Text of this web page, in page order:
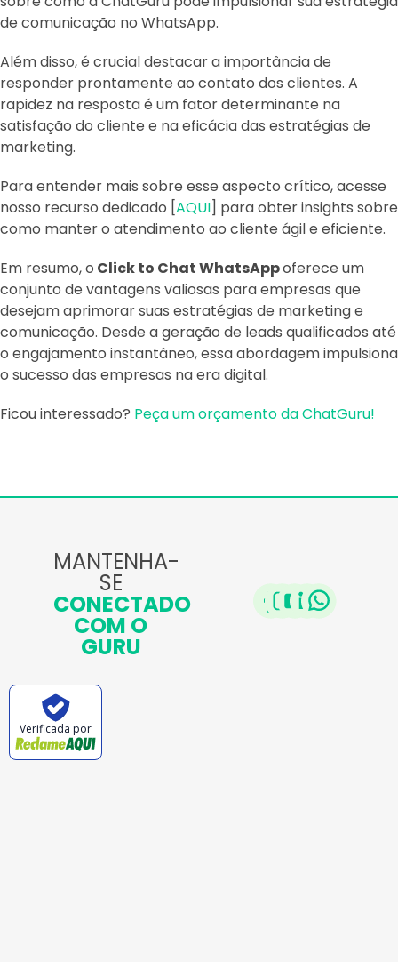
de comunicação no WhatsApp.
Além disso, é crucial destacar a importância de
responder prontamente ao contato dos clientes. A
rapidez na resposta é um fator determinante na
satisfação do cliente e na eficácia das estratégias de
marketing.
Para entender mais sobre esse aspecto crítico, acesse
nosso recurso dedicado [AQUI] para obter insights sobre
como manter o atendimento ao cliente ágil e eficiente.
Em resumo, o Click to Chat WhatsAppoferece um
conjunto de vantagens valiosas para empresas que
desejam aprimorar suas estratégias de marketing e
comunicação. Desde a geração de leads qualificados até
o engajamento instantâneo, essa abordagem impulsiona
o sucesso das empresas na era digital.
Ficou interessado? Peça um orçamento da ChatGuru!
MANTENHA-
SE
CONECTADO
COM O
GURU
Verificada por